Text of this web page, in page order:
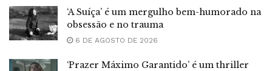
‘A Suíça’ é um mergulho bem-humorado na
obsessão e no trauma
6 DE AGOSTO DE 2026
‘Prazer Máximo Garantido’ é um thriller